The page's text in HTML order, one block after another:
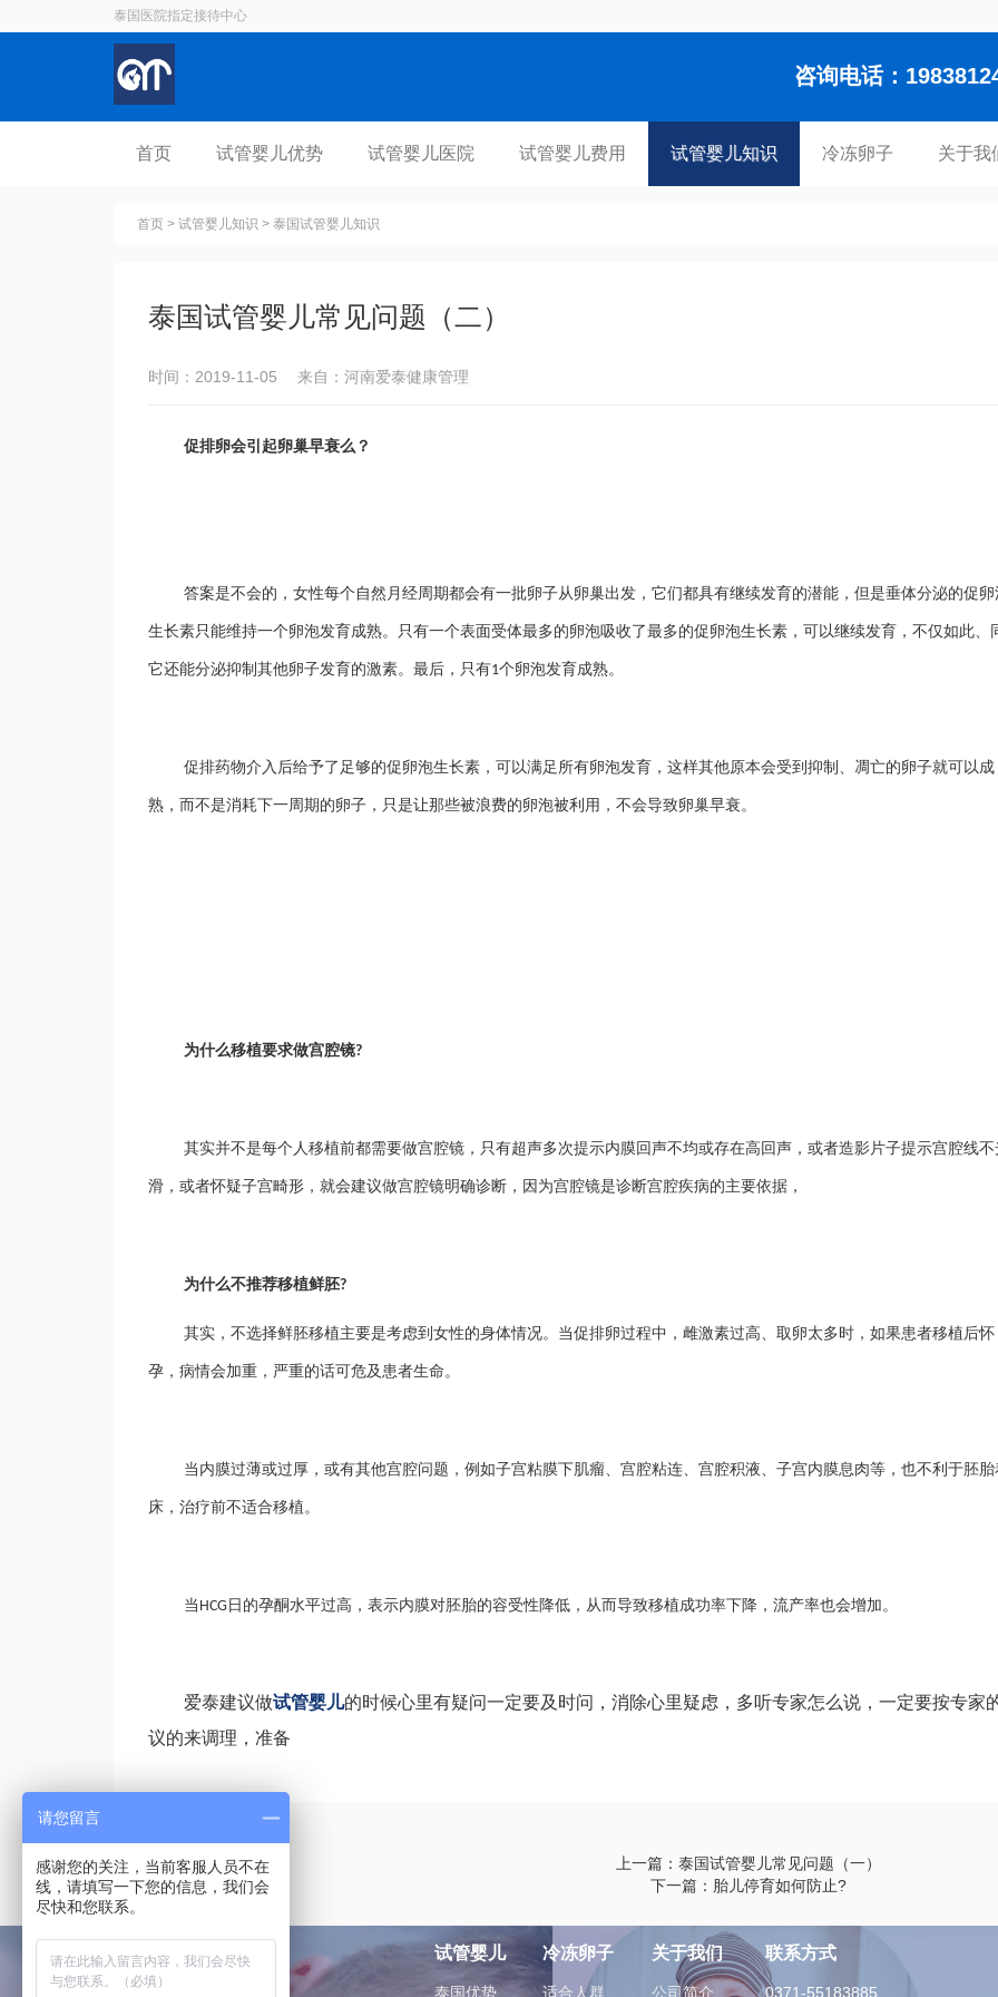
泰国医院指定接待中心
咨询电话：
首页 试管婴儿优势 试管婴儿医院 试管婴儿费用 试管婴儿知识 冷冻卵子 关于我
首页 > 试管婴儿知识 > 泰国试管婴儿知识
泰国试管婴儿常见问题（二）
时间：2019-11-05 来自：河南爱泰健康管理
促排卵会引起卵巢早衰么？
答案是不会的 ，女性每个自然月经周期都会有一批卵子从卵巢出发 ，它们都具有继续发育的潜能，但是垂体分泌的促卵
生长素只能维持一个卵泡发育成熟。只有一个表面受体最多的卵泡吸收了最多的促卵泡生长素， 可以继续发育， 不仅如此、
它还能分泌抑制其他卵子发育的激素。最后，只有1个卵泡发育成熟。
促排药物介入后给予了足够的促卵泡生长素，可以满足所有卵泡发育，这样其他原本会受到抑制、凋亡的卵子就可以成
熟，而不是消耗下一周期的卵子， 只是让那些被浪费的卵泡被利用， 不会导致卵巢早衰。
为什么移植要求做宫腔镜?
其实并不是每个人移植前都需要做宫腔镜， 只有超声多次提示内膜回声不均或存在高回声，或者造影片子提示宫腔线不
滑，或者怀疑子宫畸形，就会建议做宫腔镜明确诊断，因为宫腔镜是诊断宫腔疾病的主要依据 ，
为什么不推荐移植鲜胚?
其实，不选择鲜胚移植主要是考虑到女性的身体情况。当促排卵过程中，雌激素过高、取卵太多时，如果患者移植后怀
孕，病情会加重，严重的话可危及患者生命。
当内膜过薄或过厚，或有其他宫腔问题，例如子宫粘膜下肌瘤、宫腔粘连、宫腔积液、子宫内膜息肉等，也不利于胚胎
床，治疗前不适合移植。
当 HCG 日的孕酮水平过高，表示内膜对胚胎的容受性降低，从而导致移植成功率下降，流产率也会增加。
爱泰建议做试管婴儿的时候心里有疑问一定要及时问，消除心里疑虑，多听专家怎么说，一定要按专家
议的来调理，准备
上一篇：泰国试管婴儿常见问题（一）
下一篇：胎儿停育如何防止?
试管婴儿
泰国优势
冷冻卵子
适合人群
关于我们
公司简介
联系方式
0371-55183885
请您留言
感谢您的关注，当前客服人员不在
线，请填写一下您的信息，我们会
尽快和您联系。